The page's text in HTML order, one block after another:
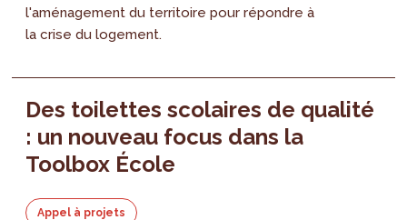
l'aménagement du territoire pour répondre à
la crise du logement.
Des toilettes scolaires de qualité
: un nouveau focus dans la
Toolbox École
Appel à projets